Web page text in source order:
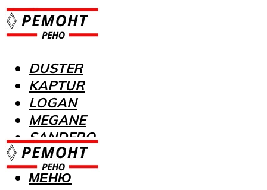
DUSTER
KAPTUR
LOGAN
MEGANE
SANDERO
МЕНЮ